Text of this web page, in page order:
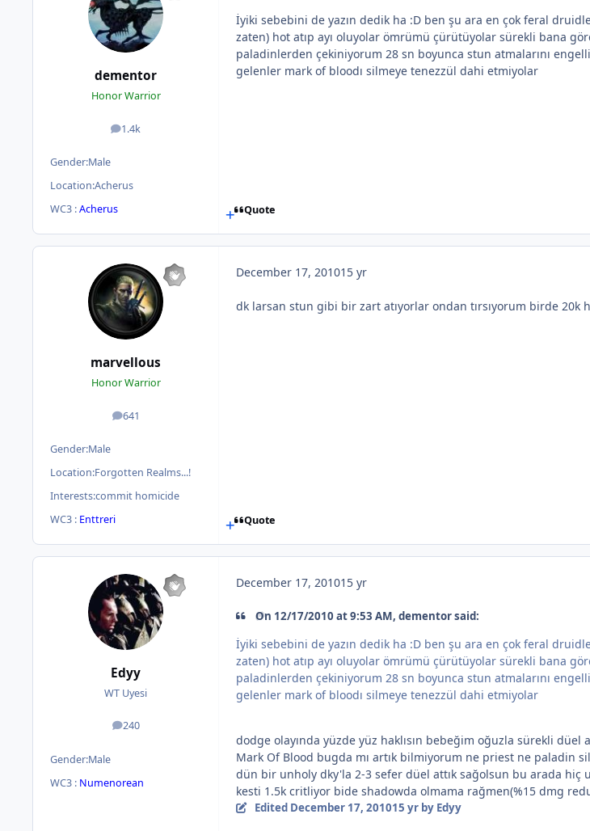
dementor
Honor Warrior
1.4k
posts
Gender:Male
Location:Acherus
WC3 :Acherus
İyiki sebebini de yazın dedik ha :D ben şu ara en çok feral
zaten) hot atıp ayı oluyolar ömrümü çürütüyolar sürekli bana
paladinlerden çekiniyorum 28 sn boyunca stun atmalarını
gelenler mark of bloodı silmeye tenezzül dahi etmiyolar
Quote
marvellous
Honor Warrior
641
posts
Gender:Male
Location:Forgotten Realms...!
Interests:commit homicide
WC3 : Enttreri
December 17, 201015 yr
dk larsan stun gibi bir zart atıyorlar ondan tırsıyorum birde 20k
Quote
Edyy
WT Uyesi
240
posts
Gender:Male
WC3 : Numenorean
December 17, 201015 yr
On 12/17/2010 at 9:53 AM, dementor said:
İyiki sebebini de yazın dedik ha :D ben şu ara en çok feral
zaten) hot atıp ayı oluyolar ömrümü çürütüyolar sürekli bana
paladinlerden çekiniyorum 28 sn boyunca stun atmalarını
gelenler mark of bloodı silmeye tenezzül dahi etmiyolar
dodge olayında yüzde yüz haklısın bebeğim oğuzla sürekli
Mark Of Blood bugda mı artık bilmiyorum ne priest ne paladin
dün bir unholy dky'la 2-3 sefer düel attık sağolsun bu arada hiç
kesti 1.5k critliyor bide shadowda olmama rağmen(%15 dmg
Edited December 17, 201015 yrby Edyy